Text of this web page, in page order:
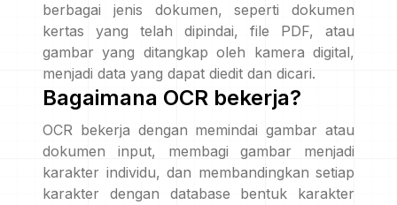
berbagai jenis dokumen, seperti dokumen
kertas yang telah dipindai, file PDF, atau
gambar yang ditangkap oleh kamera digital,
menjadi data yang dapat diedit dan dicari.
Bagaimana OCR bekerja?
OCR bekerja dengan memindai gambar atau
dokumen input, membagi gambar menjadi
karakter individu, dan membandingkan setiap
karakter dengan database bentuk karakter